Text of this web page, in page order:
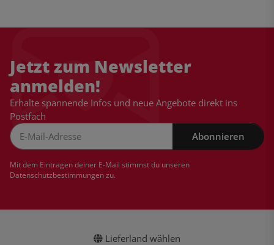
Jetzt zum Newsletter
anmelden!
Erhalte spannende Infos und neue Angebote direkt ins
Postfach
Abonnieren
Mit dem Eintragen deiner E-Mail stimmst du unseren
Datenschutzbestimmungenzu.
Lieferland wählen